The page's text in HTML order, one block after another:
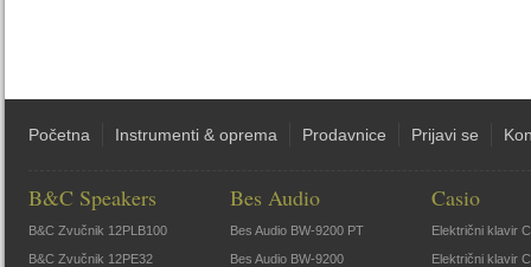
Početna Instrumenti & oprema Prodavnice Prijavi se
B&C Speakers
B&C Zvučnik 12PLB100
B&C Zvučnik 12PE32
Bes Audio
Bes Audio BW-9200 PT
Bes Audio BW-9200
Casio
Električni klavir
Električni klavir